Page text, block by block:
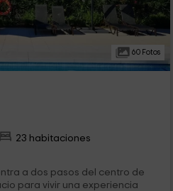
60 Fotos
23 habitaciones
a dos pasos del centro de